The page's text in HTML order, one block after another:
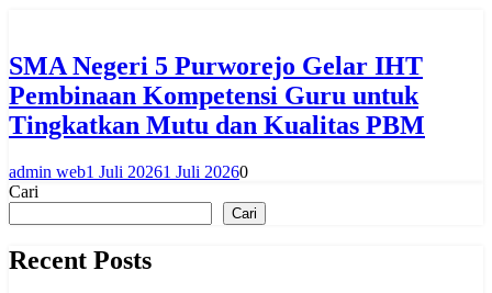
SMA Negeri 5 Purworejo Gelar IHT
Pembinaan Kompetensi Guru untuk
Tingkatkan Mutu dan Kualitas PBM
admin web1 Juli 20261 Juli 20260
Cari
Cari
Recent Posts